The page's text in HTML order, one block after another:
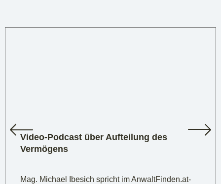
Video-Podcast über Aufteilung des
Vermögens
Mag. Michael Ibesich spricht im AnwaltFinden.at-